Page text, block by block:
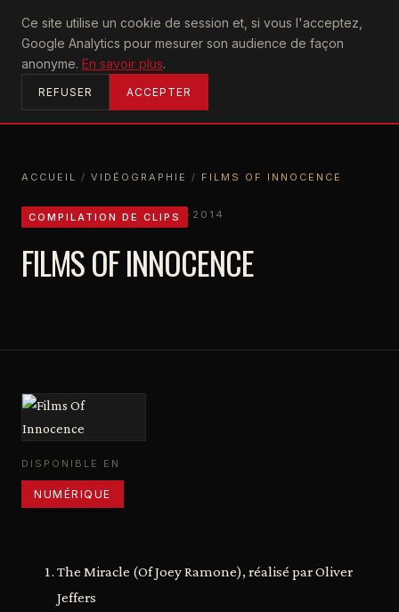
Ce site utilise un cookie de session et, si vous l'acceptez,
Google Analytics pour mesurer son audience de façon
anonyme. En savoir plus.
REFUSER ACCEPTER
U2achtung
ACCUEIL
ACCUEIL / VIDÉOGRAPHIE / FILMS OF INNOCENCE
COMPILATION DE CLIPS · 2014
FILMS OF INNOCENCE
DISPONIBLE EN
NUMÉRIQUE
The Miracle (Of Joey Ramone), réalisé par Oliver
Jeffers